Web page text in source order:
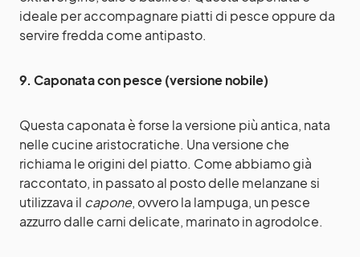
ideale per accompagnare piatti di pesce oppure da
servire fredda come antipasto.
9. Caponata con pesce (versione nobile)
Questa caponata è forse la versione più antica, nata
nelle cucine aristocratiche. Una versione che
richiama le origini del piatto. Come abbiamo già
raccontato, in passato al posto delle melanzane si
utilizzava il capone, ovvero la lampuga, un pesce
azzurro dalle carni delicate, marinato in agrodolce.